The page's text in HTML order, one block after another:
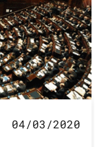
04/03/2020